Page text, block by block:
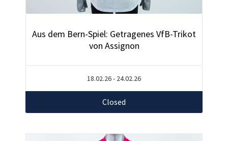
Aus dem Bern-Spiel: Getragenes VfB-Trikot
von Assignon
18.02.26 - 24.02.26
Closed